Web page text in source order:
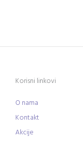
Korisni linkovi
O nama
Kontakt
Akcije